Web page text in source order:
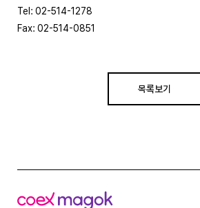
Tel: 02-514-1278
Fax: 02-514-0851
목록보기
코